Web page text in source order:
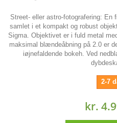
Street- eller astro-fotografering: En
samlet i et kompakt og robust
Sigma. Objektivet er i fuld metal
maksimal blændeåbning på 2.0 er
iøjnefaldende bokeh. Ved
2-7
kr.